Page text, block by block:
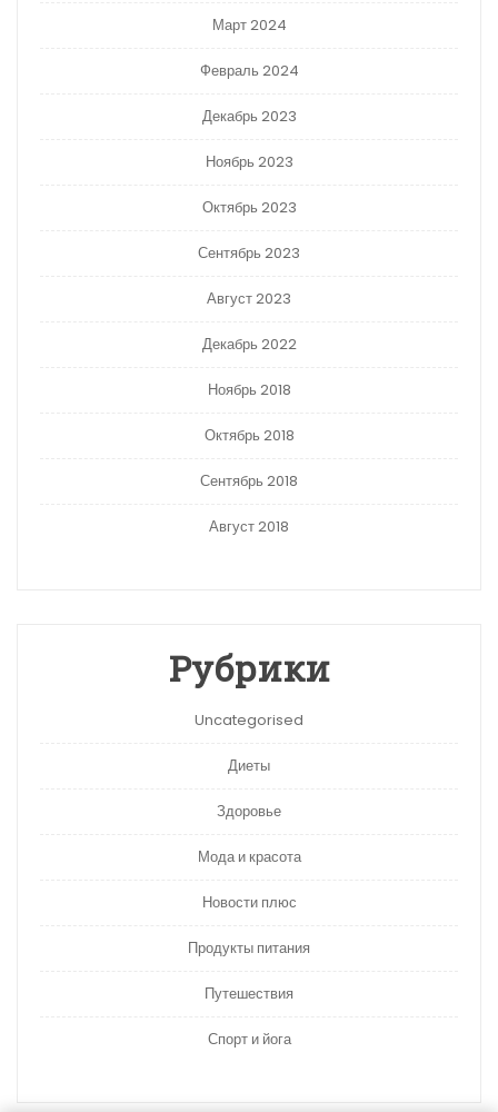
Март 2024
Февраль 2024
Декабрь 2023
Ноябрь 2023
Октябрь 2023
Сентябрь 2023
Август 2023
Декабрь 2022
Ноябрь 2018
Октябрь 2018
Сентябрь 2018
Август 2018
Рубрики
Uncategorised
Диеты
Здоровье
Мода и красота
Новости плюс
Продукты питания
Путешествия
Спорт и йога